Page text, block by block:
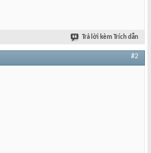
Trả lời kèm Trích dẫn
#2